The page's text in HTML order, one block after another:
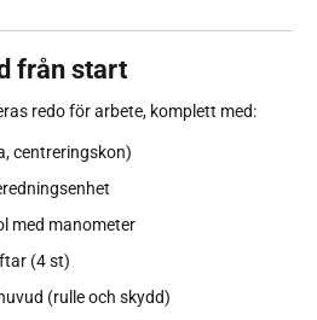
från start
redo för arbete, komplett med:
centreringskon)
med manometer
(4 st)
(rulle och skydd)